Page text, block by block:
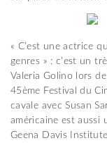
« C’est une actrice
genres » : c’est un
Valeria Golino lors
45ème Festival du
cavale avec Susan
américaine est aussi
Geena Davis